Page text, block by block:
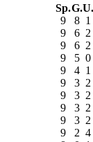
Sp.G.U.
9 8 1
9 6 2
9 6 2
9 5 0
9 4 1
9 3 2
9 3 2
9 3 2
9 3 2
9 2 4